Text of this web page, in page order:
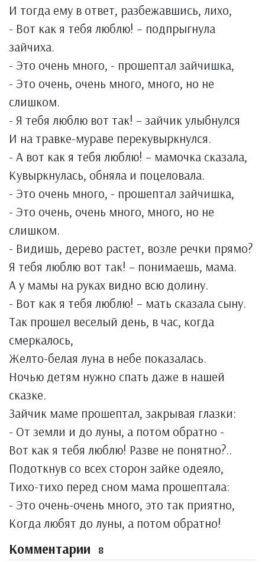
И тогда ему в ответ, разбежавшись, лихо,
- Вот как я тебя люблю! – подпрыгнула
зайчиха.
- Это очень много, - прошептал зайчишка,
- Это очень, очень много, много, но не
слишком.
- Я тебя люблю вот так! – зайчик улыбнулся
И на травке-мураве перекувыркнулся.
- А вот как я тебя люблю! – мамочка сказала,
Кувыркнулась, обняла и поцеловала.
- Это очень много, - прошептал зайчишка,
- Это очень, очень много, много, но не
слишком.
- Видишь, дерево растет, возле речки прямо?
Я тебя люблю вот так! – понимаешь, мама.
А у мамы на руках видно всю долину.
- Вот как я тебя люблю! – мать сказала сыну.
Так прошел веселый день, в час, когда
смеркалось,
Желто-белая луна в небе показалась.
Ночью детям нужно спать даже в нашей
сказке.
Зайчик маме прошептал, закрывая глазки:
- От земли и до луны, а потом обратно -
Вот как я тебя люблю! Разве не понятно?..
Подоткнув со всех сторон зайке одеяло,
Тихо-тихо перед сном мама прошептала:
- Это очень-очень много, это так приятно,
Когда любят до луны, а потом обратно!
Комментарии 8